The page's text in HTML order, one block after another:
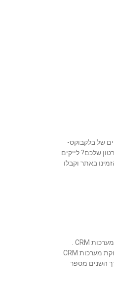
של בלקבוקס-
שלכם? לייקים
באתר וקבלו
בית תוכנה למערכות CRM MyBusiness מערכות CRM .
סיירוניקס טכנולוגיות בע”מ מפתחת ומשווקת מערכות CRM
השנים מספר